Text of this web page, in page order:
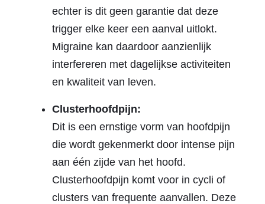
echter is dit geen garantie dat deze
trigger elke keer een aanval uitlokt.
Migraine kan daardoor aanzienlijk
interfereren met dagelijkse activiteiten
en kwaliteit van leven.
Clusterhoofdpijn:
Dit is een ernstige vorm van hoofdpijn
die wordt gekenmerkt door intense pijn
aan één zijde van het hoofd.
Clusterhoofdpijn komt voor in cycli of
clusters van frequente aanvallen. Deze